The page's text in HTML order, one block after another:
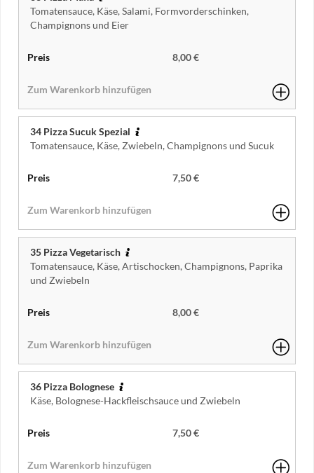
Tomatensauce, Käse, Salami, Formvorderschinken,
Champignons und Eier
8,00 €
34 Pizza Sucuk Spezial
Tomatensauce, Käse, Zwiebeln, Champignons und Sucuk
7,50 €
35 Pizza Vegetarisch
Tomatensauce, Käse, Artischocken, Champignons, Paprika
und Zwiebeln
8,00 €
36 Pizza Bolognese
Käse, Bolognese-Hackfleischsauce und Zwiebeln
7,50 €